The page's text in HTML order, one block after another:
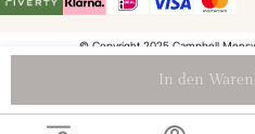
In den
© Copyright 2025 Campbell
De Aaldor 13, 4191 PC,